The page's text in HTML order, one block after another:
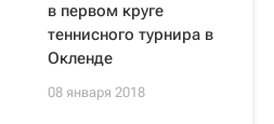
в первом круге
теннисного турнира в
Окленде
08 января 2018